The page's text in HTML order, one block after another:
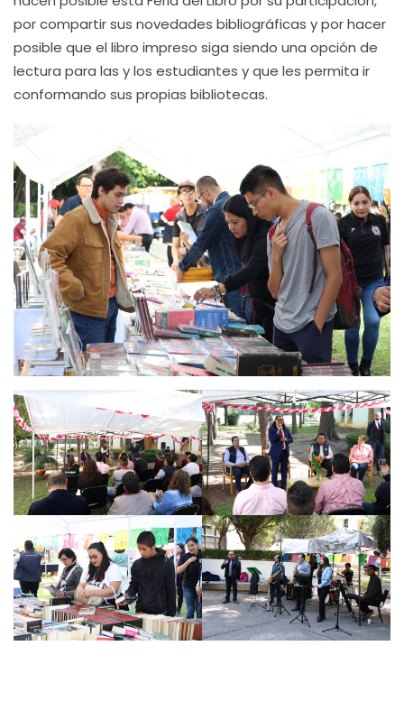
por compartir sus novedades bibliográficas y por hacer
posible que el libro impreso siga siendo una opción de
lectura para las y los estudiantes y que les permita ir
conformando sus propias bibliotecas.